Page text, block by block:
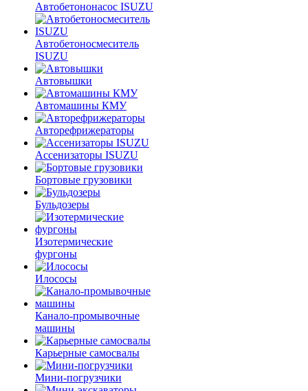
Автобетононасос ISUZU
Автобетоносмеситель
ISUZU
Автовышки
Автомашины КМУ
Авторефрижераторы
Ассенизаторы ISUZU
Бортовые грузовики
Бульдозеры
Изотермические
фургоны
Илососы
Канало-промывочные
машины
Карьерные самосвалы
Мини-погрузчики